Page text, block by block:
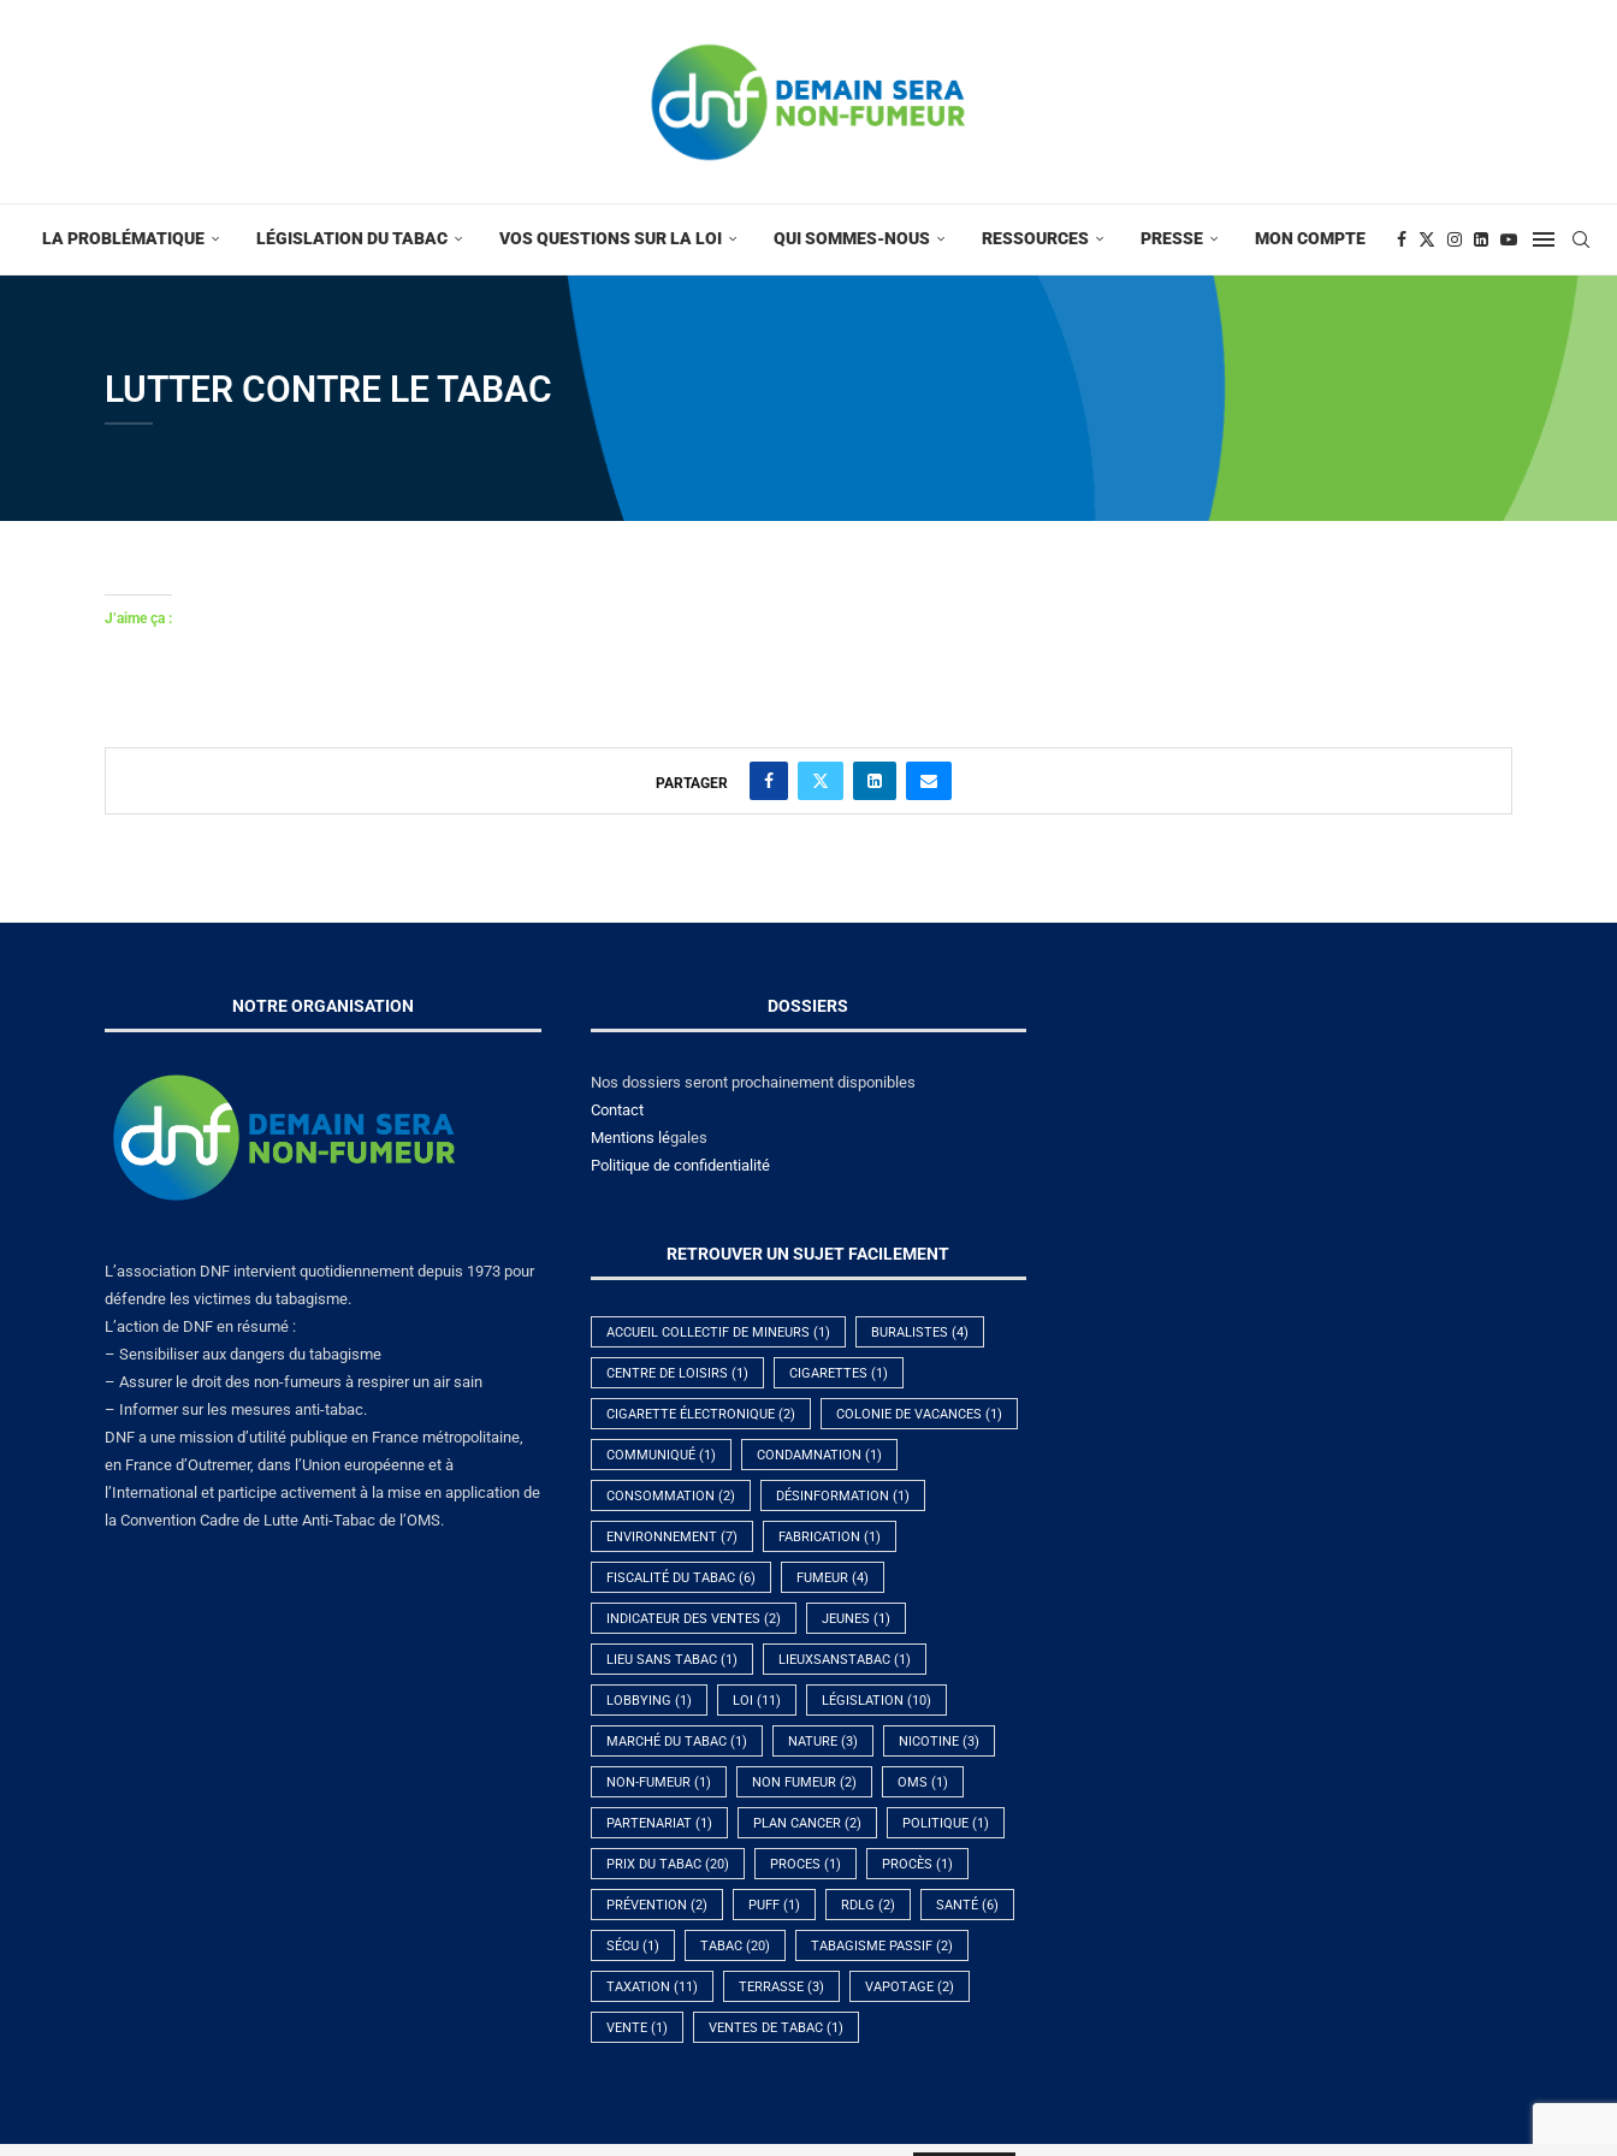
LA PROBLÉMATIQUE LÉGISLATION DU TABAC VOS QUESTIONS SUR LA LOI QUI SOMMES-NOUS RESSOURCES PRESSE MON COMPTE
LUTTER CONTRE LE TABAC
J’aime ça :
PARTAGER
NOTRE ORGANISATION
L’association DNF intervient quotidiennement depuis 1973 pour
défendre les victimes du tabagisme.
L’action de DNF en résumé :
– Sensibiliser aux dangers du tabagisme
– Assurer le droit des non-fumeurs à respirer un air sain
– Informer sur les mesures anti-tabac.
DNF a une mission d’utilité publique en France métropolitaine,
en France d’Outremer, dans l’Union européenne et à
l’International et participe activement à la mise en application de
la Convention Cadre de Lutte Anti-Tabac de l’OMS.
DOSSIERS
Nos dossiers seront prochainement disponibles
Contact
Mentions légales
Politique de confidentialité
RETROUVER UN SUJET FACILEMENT
ACCUEIL COLLECTIF DE MINEURS (1) BURALISTES (4)
CENTRE DE LOISIRS (1) CIGARETTES (1)
CIGARETTE ÉLECTRONIQUE(2) COLONIE DE VACANCES (1)
COMMUNIQUÉ(1) CONDAMNATION (1)
CONSOMMATION (2) DÉSINFORMATION (1)
ENVIRONNEMENT(7) FABRICATION (1)
FISCALITÉ DU TABAC(6) FUMEUR(4)
INDICATEUR DES VENTES (2) JEUNES (1)
LIEU SANS TABAC(1) LIEUXSANSTABAC(1)
LOBBYING (1) LOI (11) LÉGISLATION (10)
MARCHÉ DU TABAC(1) NATURE(3) NICOTINE(3)
NON-FUMEUR(1) NON FUMEUR(2) OMS (1)
PARTENARIAT(1) PLAN CANCER(2) POLITIQUE(1)
PRIX DU TABAC(20) PROCES (1) PROCÈS (1)
PRÉVENTION (2) PUFF(1) RDLG (2) SANTÉ(6)
SÉCU(1) TABAC(20) TABAGISME PASSIF(2)
TAXATION (11) TERRASSE(3) VAPOTAGE(2)
VENTE(1) VENTES DE TABAC(1)